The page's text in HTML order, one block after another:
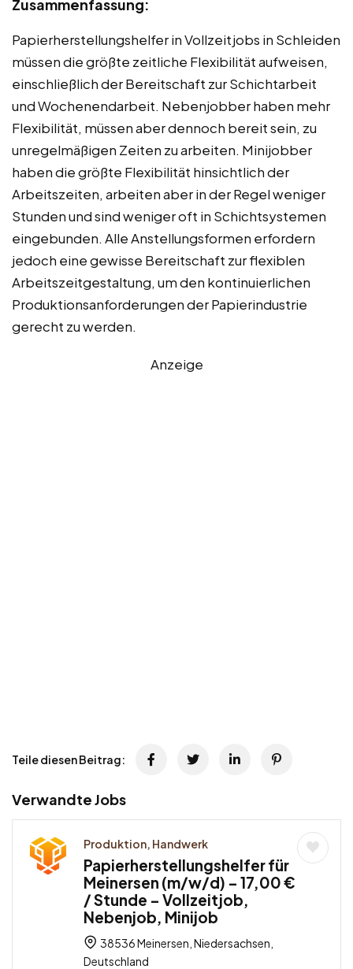
Zusammenfassung:
Papierherstellungshelfer in Vollzeitjobs in Schleiden
müssen die größte zeitliche Flexibilität aufweisen,
einschließlich der Bereitschaft zur Schichtarbeit
und Wochenendarbeit. Nebenjobber haben mehr
Flexibilität, müssen aber dennoch bereit sein, zu
unregelmäßigen Zeiten zu arbeiten. Minijobber
haben die größte Flexibilität hinsichtlich der
Arbeitszeiten, arbeiten aber in der Regel weniger
Stunden und sind weniger oft in Schichtsystemen
eingebunden. Alle Anstellungsformen erfordern
jedoch eine gewisse Bereitschaft zur flexiblen
Arbeitszeitgestaltung, um den kontinuierlichen
Produktionsanforderungen der Papierindustrie
gerecht zu werden.
Anzeige
Teile diesen Beitrag:
Verwandte Jobs
Produktion, Handwerk
Papierherstellungshelfer für
Meinersen (m/w/d) – 17,00 €
/ Stunde – Vollzeitjob,
Nebenjob, Minijob
38536 Meinersen, Niedersachsen,
Deutschland